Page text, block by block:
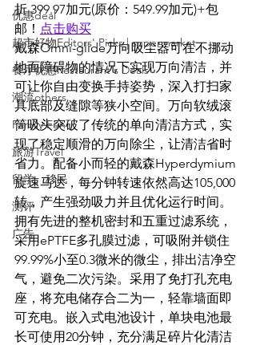
优惠deal
超市好物Editors' Picks | supermarket
餐厅优惠Restaurant's Deals
潮流others
Family Fun
旅游Travel
留学、移民
测评
广告
折 399.97加元(原价：549.99加元)+包
邮！ 点击购买
戴森Omni-glide万向吸尘器可在不挪动
地面障碍物的情况下实现万向清洁，并
可让你自由变换手持姿势，深入打扫家
具底部及缝隙等狭小空间。万向软绒滚
筒吸头突破了传统的单向清洁方式，实
现了稳定顺滑的万向除尘，让清洁省时
省力。配备小而轻的戴森Hyperdymium
旋速马达，每分钟转速依然高达105,000
转，产生强劲吸力并且优化运行时间。
拥有先进的整机密封和五重过滤系统，
采用ePTFE多孔膜过滤，可吸附并锁住
99.99%小至0.3微米的微尘，排出洁净空
气，避免二次污染。采用了免打孔充电
座，将充电储存合二为一，轻靠墙面即
可充电。嵌入式电池设计，单块电池最
长可使用20分钟，充分满足碎片化清洁